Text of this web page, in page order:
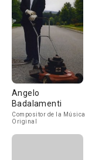
Angelo
Badalamenti
Compositor de la Música
Original